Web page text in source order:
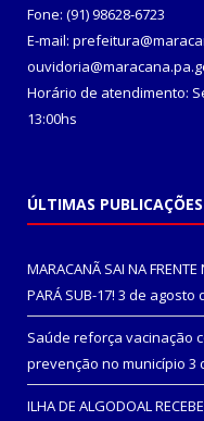
Fone: (91) 98628-6723
E-mail:
Horário de atendimento:
13:00hs
ÚLTIMAS PUBLICAÇÕES
MARACANÃ SAI NA
PARÁ SUB-17! 3 de agosto
Saúde reforça vacinação
prevenção no município 3
ILHA DE ALGODOAL